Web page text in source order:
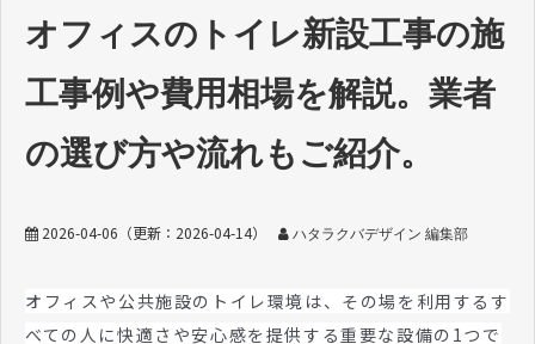
オフィスのトイレ新設工事の施
工事例や費用相場を解説。業者
の選び方や流れもご紹介。
2026-04-06 （更新： 2026-04-14） ハタラクバデザイン 編集部
オフィスや公共施設のトイレ環境は、その場を利用するす
べての人に快適さや安心感を提供する重要な設備の1つで